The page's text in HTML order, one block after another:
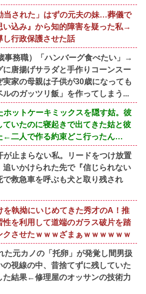
当された」はずの元夫の妹…葬儀で
い込み』から知的障害を疑った私→
し行政保護させた話
事務職）「ハンバーグ食べたい」→
に唐揚げサラダと手作りコーンスー
実家の母親は子供が30歳になっても
ルのガッツリ飯」を作ってしまう...
ホットケーキミックスを隠す姑。彼
ていたのに寝起きで出てきた姑と彼
←二人で作る約束どこ行ったん…
が止まらない私。リードをつけ放置
追いかけられた先で『信じられない
救急車を呼ぶも犬と取り残され
を執拗にいじめてきた秀才のA！推
性を利用して道端のガラス破片を踏
クさせたｗｗｗざまぁｗｗｗｗｗｗ
た元カノの「托卵」が発覚し間男扱
の視線の中、昔捨てずに残していた
た結果←修理屋のオッサンの技術力